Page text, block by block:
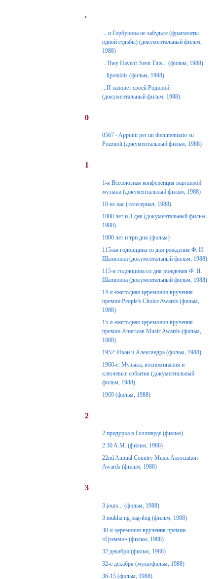
.
... и Горбунова не забудьте (фрагменты
одной судьбы) (документальный фильм,
1988)
...They Haven't Seen This... (фильм, 1988)
...lipotaktis (фильм, 1988)
...И назовёт своей Родиной
(документальный фильм, 1988)
0
0567 - Appunti per un documentario su
Pozzuoli (документальный фильм, 1988)
1
1-я Всесоюзная конференция варганной
музыки (документальный фильм, 1988)
10 из нас (телесериал, 1988)
1000 лет и 3 дня (документальный фильм,
1988)
1000 лет и три дня (фильм)
115-ая годовщина со дня рождения Ф. И.
Шаляпина (документальный фильм, 1988)
115-я годовщина со дня рождения Ф. И.
Шаляпина (документальный фильм, 1988)
14-я ежегодная церемония вручения
премии People's Choice Awards (фильм,
1988)
15-я ежегодная церемония вручения
премии American Music Awards (фильм,
1988)
1952: Иван и Александра (фильм, 1988)
1960-е: Музыка, воспоминания и
ключевые события (документальный
фильм, 1988)
1969 (фильм, 1988)
2
2 придурка в Голливуде (фильм)
2.30 A.M. (фильм, 1988)
22nd Annual Country Music Association
Awards (фильм, 1988)
3
3 jours... (фильм, 1988)
3 mukha ng pag-ibig (фильм, 1988)
30-я церемония вручения премии
«Грэмми» (фильм, 1988)
32 декабря (фильм, 1988)
32-е декабря (мультфильм, 1988)
36-15 (фильм, 1988)